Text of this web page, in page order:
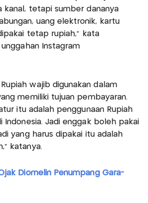
kanal, tetapi sumber dananya
uang elektronik, kartu
tetap rupiah,” kata
unggahan Instagram
wajib digunakan dalam
memiliki tujuan pembayaran.
itu adalah penggunaan Rupiah
Indonesia. Jadi enggak boleh pakai
yang harus dipakai itu adalah
katanya.
Diomelin Penumpang Gara-